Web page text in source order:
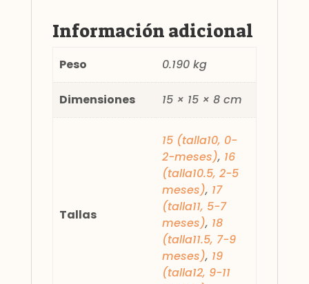
Información adicional
Peso 0.190 kg
Dimensiones 15 × 15 × 8 cm
Tallas
15 (talla10, 0-
2-meses), 16
(talla10.5, 2-5
meses), 17
(talla11, 5-7
meses), 18
(talla11.5, 7-9
meses), 19
(talla12, 9-11